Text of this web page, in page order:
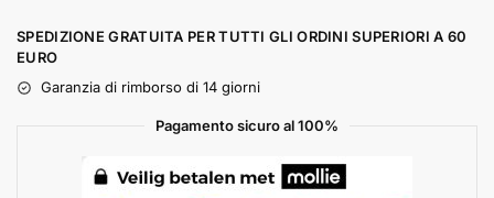
SPEDIZIONE GRATUITA PER TUTTI GLI ORDINI SUPERIORI A 60
EURO
Garanzia di rimborso di 14 giorni
Pagamento sicuro al 100%